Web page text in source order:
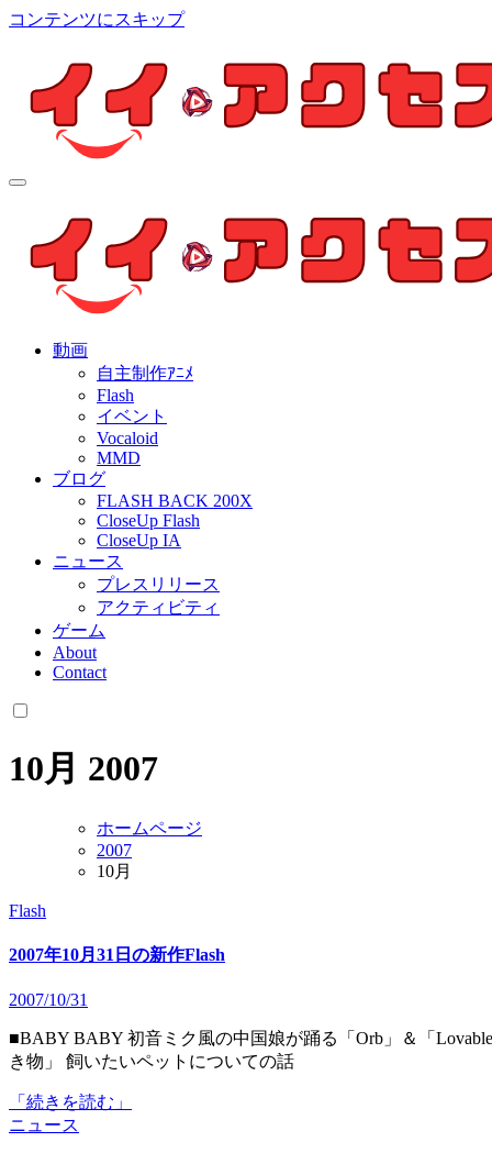
コンテンツにスキップ
個人制作アニメを中心とした動画紹介ブログ
動画
自主制作ｱﾆﾒ
Flash
イベント
Vocaloid
MMD
ブログ
FLASH BACK 200X
CloseUp Flash
CloseUp IA
ニュース
プレスリリース
アクティビティ
ゲーム
About
Contact
10月 2007
ホームページ
2007
10月
Flash
2007年10月31日の新作Flash
2007/10/31
■BABY BABY 初音ミク風の中国娘が踊る「Orb」＆「Lovable」の応援Flashです。 ■SS GIRL Episode 2.5「かわいい生
き物」 飼いたいペットについての話
「続きを読む」
ニュース